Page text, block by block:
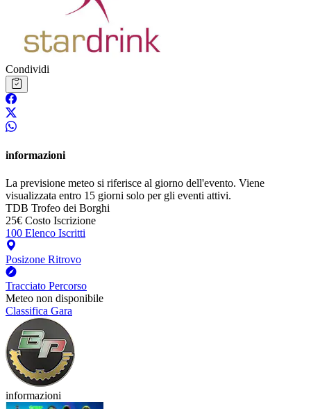
Condividi
informazioni
La previsione meteo si riferisce al giorno dell'evento. Viene
visualizzata entro 15 giorni solo per gli eventi attivi.
TDB Trofeo dei Borghi
25€ Costo Iscrizione
100 Elenco Iscritti
Posizone Ritrovo
Tracciato Percorso
Meteo non disponibile
Classifica Gara
informazioni